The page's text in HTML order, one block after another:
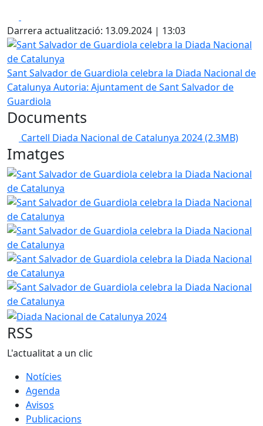
Darrera actualització: 13.09.2024 | 13:03
Sant Salvador de Guardiola celebra la Diada Nacional de
Sant Salvador de Guardiola celebra la Diada Nacional de
Catalunya Autoria: Ajuntament de Sant Salvador de
Guardiola
Documents
Cartell Diada Nacional de Catalunya 2024(2.3MB)
Imatges
Sant Salvador de Guardiola celebra la Diada Nacional de
Sant Salvador de Guardiola celebra la Diada Nacional de
Sant Salvador de Guardiola celebra la Diada Nacional de
Sant Salvador de Guardiola celebra la Diada Nacional de
Sant Salvador de Guardiola celebra la Diada Nacional de
Diada Nacional de Catalunya 2024
RSS
L'actualitat a un clic
Notícies
Agenda
Avisos
Publicacions